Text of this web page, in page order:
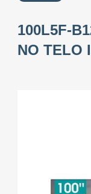
100L5F-
NO TELO